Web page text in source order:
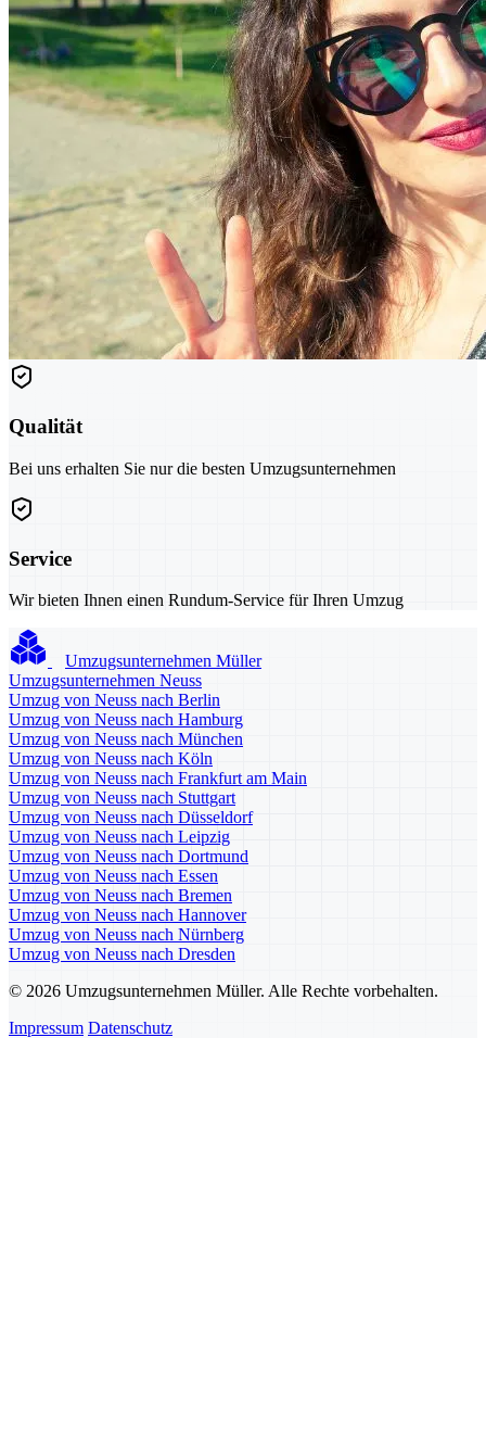
Qualität
Bei uns erhalten Sie nur die besten Umzugsunternehmen
Service
Wir bieten Ihnen einen Rundum-Service für Ihren Umzug
Umzugsunternehmen Müller
Umzugsunternehmen Neuss
Umzug von Neuss nach Berlin
Umzug von Neuss nach Hamburg
Umzug von Neuss nach München
Umzug von Neuss nach Köln
Umzug von Neuss nach Frankfurt am Main
Umzug von Neuss nach Stuttgart
Umzug von Neuss nach Düsseldorf
Umzug von Neuss nach Leipzig
Umzug von Neuss nach Dortmund
Umzug von Neuss nach Essen
Umzug von Neuss nach Bremen
Umzug von Neuss nach Hannover
Umzug von Neuss nach Nürnberg
Umzug von Neuss nach Dresden
© 2026 Umzugsunternehmen Müller. Alle Rechte vorbehalten.
Impressum Datenschutz